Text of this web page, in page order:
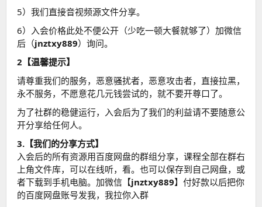
5）我们直接音视频源文件分享。
6）入会价格此处不便公开（少吃一顿大餐就够了）加微信
后（jnztxy889）询问。
2【温馨提示】
请尊重我们的服务，恶意骚扰者，恶意攻击者，直接拉黑，
永不服务，不愿意花几元钱尝试的，就不要开尊口了。
为了社群的稳健运行，入会后为了我们的利益请不要随意公
开分享给任何人。
3.【我们的分享方式】
入会后的所有资源用百度网盘的群组分享，课程全部在群右
上角文件库，可以在线听，看。也可以保存到自己网盘，或
者下载到手机电脑。加微信【jnztxy889】付好款以后把你
的百度网盘账号发我，我拉你入群